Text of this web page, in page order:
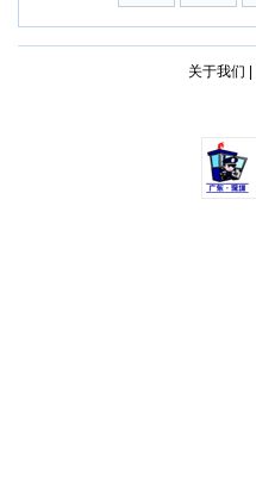
关于我们